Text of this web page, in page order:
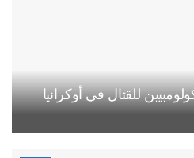
للقتال في أوكرانيا